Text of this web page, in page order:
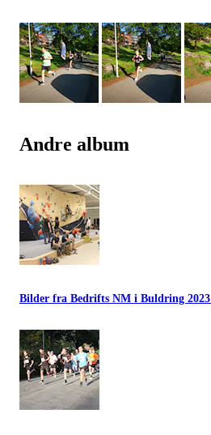
Andre album
Bilder fra Bedrifts NM i Buldring 2023